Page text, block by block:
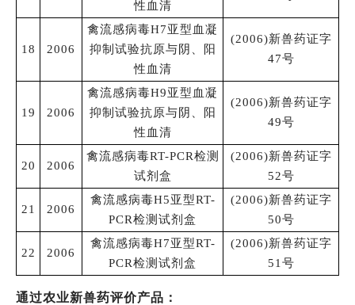
性血清
18 2006
禽流感病毒H7亚型血凝
抑制试验抗原与阴、阳
性血清
(2006)新兽药证字
47号
19 2006
禽流感病毒H9亚型血凝
抑制试验抗原与阴、阳
性血清
(2006)新兽药证字
49号
20 2006
禽流感病毒RT-PCR检测
试剂盒
(2006)新兽药证字
52号
21 2006
禽流感病毒H5亚型RT-
PCR检测试剂盒
(2006)新兽药证字
50号
22 2006
禽流感病毒H7亚型RT-
PCR检测试剂盒
(2006)新兽药证字
51号
通过农业新兽药评价产品：